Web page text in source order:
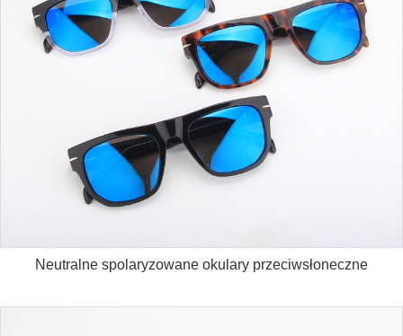
Neutralne spolaryzowane okulary przeciwsłoneczne